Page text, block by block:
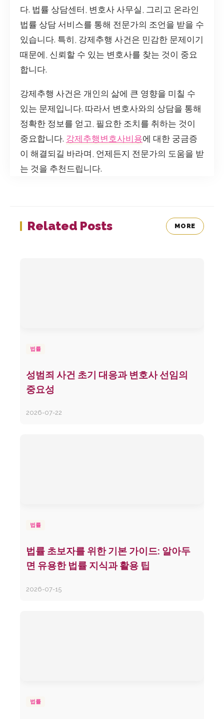
다. 법률 상담센터, 변호사 사무실, 그리고 온라인
법률 상담 서비스를 통해 전문가의 조언을 받을 수
있습니다. 특히, 강제추행 사건은 민감한 문제이기
때문에, 신뢰할 수 있는 변호사를 찾는 것이 중요
합니다.
강제추행 사건은 개인의 삶에 큰 영향을 미칠 수
있는 문제입니다. 따라서 변호사와의 상담을 통해
정확한 정보를 얻고, 필요한 조치를 취하는 것이
중요합니다. 강제추행변호사비용에 대한 궁금증
이 해결되길 바라며, 언제든지 전문가의 도움을 받
는 것을 추천드립니다.
Related Posts MORE
법률
성범죄 사건 초기 대응과 변호사 선임의
중요성
2026-07-22
법률
법률 초보자를 위한 기본 가이드: 알아두
면 유용한 법률 지식과 활용 팁
2026-07-15
법률